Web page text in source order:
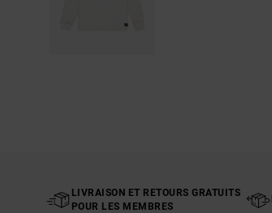
LIVRAISON ET RETOURS GRATUITS
POUR LES MEMBRES